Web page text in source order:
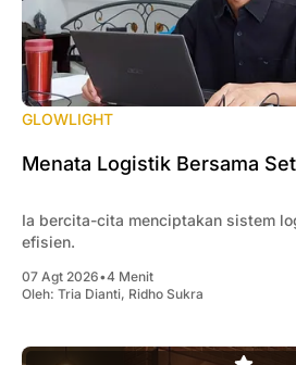
GLOWLIGHT
Menata Logistik Bersama
Ia bercita-cita menciptakan sistem
efisien.
07 Agt 2026•4 Menit
Oleh: Tria Dianti, Ridho Sukra